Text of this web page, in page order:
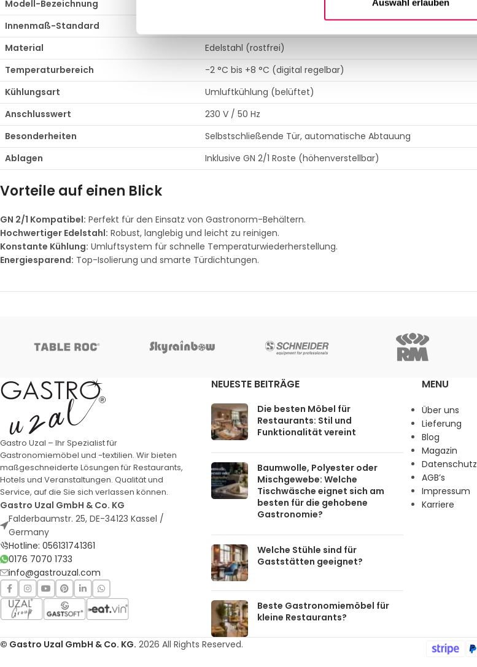
Auswahl erlauben
Modell-Bezeichnung
Innenmaß-Standard
Material
Edelstahl (rostfrei)
Temperaturbereich
-2 °C bis +8 °C (digital regelbar)
Kühlungsart
Umluftkühlung (belüftet)
Anschlusswert
230 V / 50 Hz
Besonderheiten
Selbstschließende Tür, automatische Abtauung
Ablagen
Inklusive GN 2/1 Roste (höhenverstellbar)
Vorteile auf einen Blick
GN 2/1 Kompatibel: Perfekt für den Einsatz von Gastronorm-Behältern.
Hochwertiger Edelstahl: Robust, langlebig und leicht zu reinigen.
Konstante Kühlung: Umluftsystem für schnelle Temperaturwiederherstellung.
Energiesparend: Top-Isolierung und smarte Türdichtungen.
Gastro Uzal – Ihr Spezialist für
Gastronomiemöbel und -textilien. Wir bieten
maßgeschneiderte Lösungen für Restaurants,
Hotels und Veranstaltungen. Qualität und
Service, auf die Sie sich verlassen können.
Gastro Uzal GmbH & Co. KG
Falderbaumstr. 25, DE-34123 Kassel /
Germany
Hotline: 056131741361
0176 7070 1733
info@gastrouzal.com
NEUESTE BEITRÄGE
Die besten Möbel für
Restaurants: Stil und
Funktionalität vereint
Baumwolle, Polyester oder
Mischgewebe: Welche
Tischwäsche eignet sich am
besten für die gehobene
Gastronomie?
Welche Stühle sind für
Gaststätten geeignet?
Beste Gastronomiemöbel für
kleine Restaurants?
MENU
Über uns
Lieferung
Blog
Magazin
Datenschutz
AGB’s
Impressum
Karriere
© Gastro Uzal GmbH & Co. KG. 2026 All Rights Reserved.